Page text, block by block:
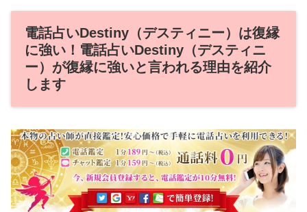
電話占いDestiny（デスティニー）は復縁
に強い！電話占いDestiny（デスティニ
ー）が復縁に強いと言われる理由を紹介
します